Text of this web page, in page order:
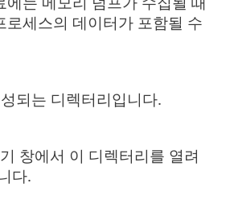
로세스의 데이터가 포함될 수
되는 디렉터리입니다.
창에서 이 디렉터리를 열려
다.